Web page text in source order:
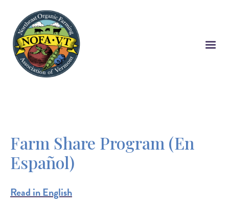
main
content
Farm Share Program (En
Español)
Read in English